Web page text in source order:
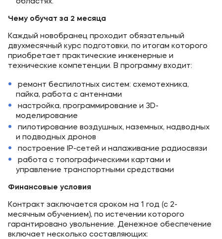
областях.
Чему обучат за 2 месяца
Каждый новобранец проходит обязательный
двухмесячный курс подготовки, по итогам которого
приобретает практические инженерные и
технические компетенции. В программу входит:
ремонт беспилотных систем: схемотехника,
пайка, работа с антеннами
настройка, программирование и 3D-
моделирование
пилотирование воздушных, наземных, надводных
и подводных дронов
построение IP-сетей и налаживание радиосвязи
работа с топографическими картами и
управление транспортными средствами
Финансовые условия
Контракт заключается сроком на 1 год (с 2-
месячным обучением), по истечении которого
гарантировано увольнение. Денежное обеспечение
включает несколько составляющих: